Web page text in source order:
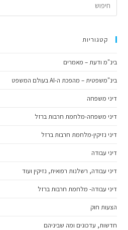
קטגוריות
בינ"מ ודעת – מאמרים
בינ"משפטית – מהפכת ה-AI בעולם המשפט
דיני משפחה
דיני משפחה-מלחמת חרבות ברזל
דיני נזיקין-מלחמת חרבות ברזל
דיני עבודה
דיני עבודה, רשלנות רפואית, נזיקין ועוד
דיני עבודה- מלחמת חרבות ברזל
הצעות חוק
חדשות, עדכונים ומה שביניהם